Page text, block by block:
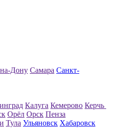
Дону Самара Санкт-
Калуга Кемерово Керчь
Орёл Орск Пенза
Тула Ульяновск Хабаровск